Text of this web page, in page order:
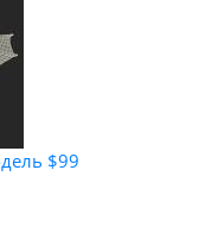
$99